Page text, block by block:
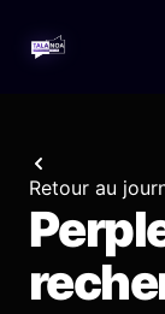
Retour au